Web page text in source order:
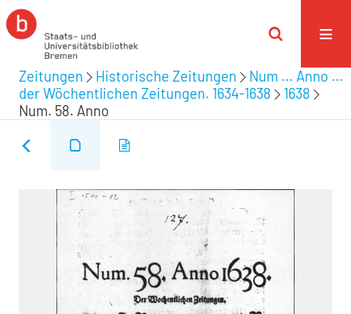
Zeitungen Historische Zeitungen
Num ... Anno ...
der Wöchentlichen Zeitungen. 1634-1638
1638
Num. 58. Anno